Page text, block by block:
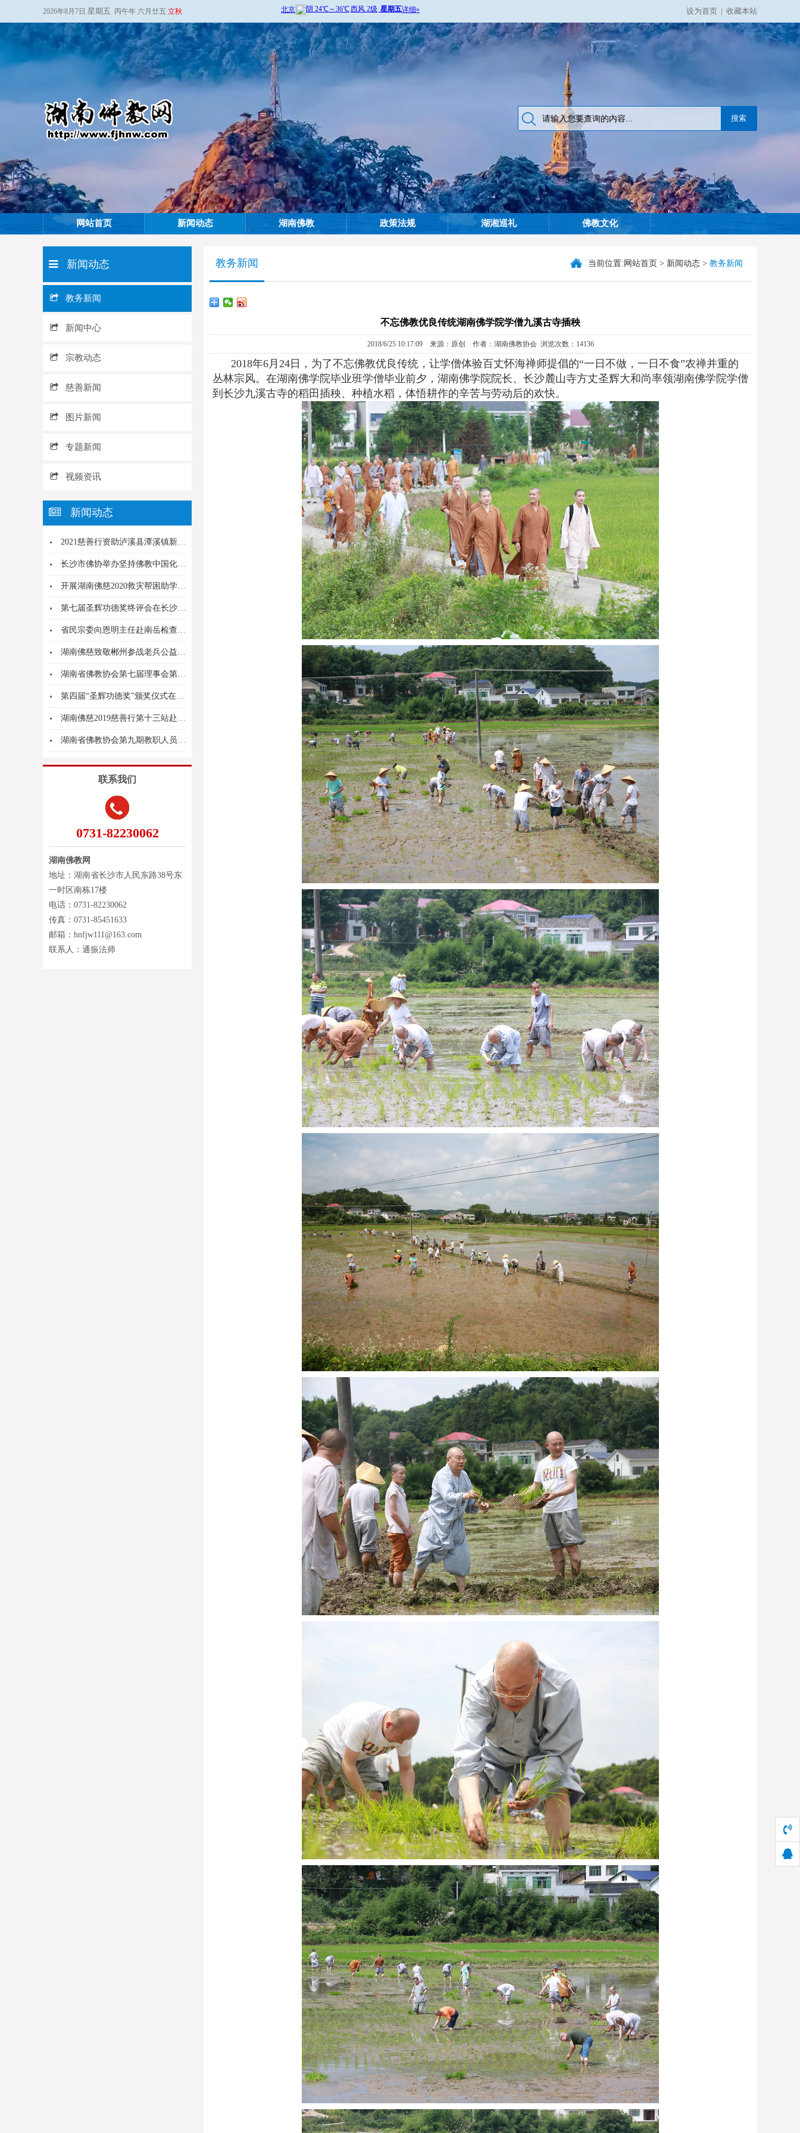
2026年8月7日 星期五 丙午年 六月廿五 立秋 设为首页 | 收藏本站
网站首页 新闻动态 湖南佛教 政策法规 湖湘巡礼 佛教文化
新闻动态
教务新闻
新闻中心
宗教动态
慈善新闻
图片新闻
专题新闻
视频资讯
新闻动态
2021慈善行资助泸溪县潭溪镇新寨坪村
长沙市佛协举办坚持佛教中国化方向讲经交流会
开展湖南佛慈2020救灾帮困助学慈善行第五站、...
第七届圣辉功德奖终评会在长沙召开
省民宗委向恩明主任赴南岳检查指导宗教场所新型肺...
湖南佛慈致敬郴州参战老兵公益行动
湖南省佛教协会第七届理事会第三次会议在长沙召开
第四届“圣辉功德奖”颁奖仪式在长沙举行
湖南佛慈2019慈善行第十三站赴怀化市新晃侗族...
湖南省佛教协会第九期教职人员培训班在湘潭大唐兴...
联系我们
0731-82230062
湖南佛教网
地址：湖南省长沙市人民东路38号东
一时区南栋17楼
电话：0731-82230062
传真：0731-85451633
邮箱：hnfjw111@163.com
联系人：通振法师
教务新闻 当前位置: 网站首页 > 新闻动态 > 教务新闻
不忘佛教优良传统湖南佛学院学僧九溪古寺插秧
2018/6/25 10:17:09 来源：原创 作者：湖南佛教协会 浏览次数：14136
2018年6月24日，为了不忘佛教优良传统，让学僧体验百丈怀海禅师提倡的“一日不做，一日不食”农禅并重的
丛林宗风。在湖南佛学院毕业班学僧毕业前夕，湖南佛学院院长、长沙麓山寺方丈圣辉大和尚率领湖南佛学院学僧
到长沙九溪古寺的稻田插秧、种植水稻，体悟耕作的辛苦与劳动后的欢快。